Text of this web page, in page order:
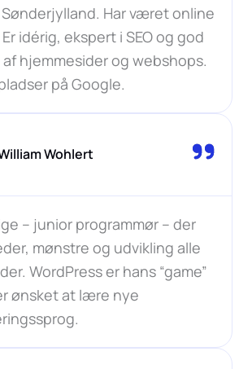
Sønderjylland. Har været online
idérig, ekspert i SEO og god
hjemmesider og webshops.
på Google.
Wohlert
– junior programmør – der
mønstre og udvikling alle
WordPress er hans “game”
ønsket at lære nye